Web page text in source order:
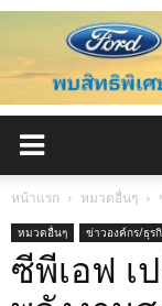
หน้าแรก หมวดอื่นๆ
หมวดอื่นๆ ข่าวองค์กร/ธุร
ซีพีเอฟ เ